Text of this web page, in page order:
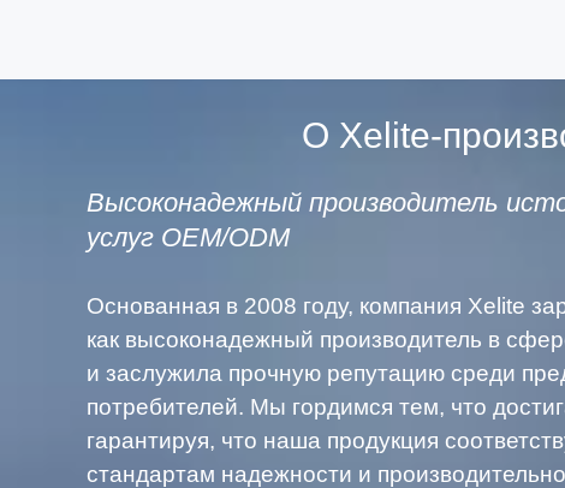
О Xelite-
Высоконадежный производитель
услуг OEM/ODM
Основанная в 2008 году, компания Xelite
как высоконадежный производитель в
и заслужила прочную репутацию среди
потребителей. Мы гордимся тем, что
гарантируя, что наша продукция
стандартам надежности и